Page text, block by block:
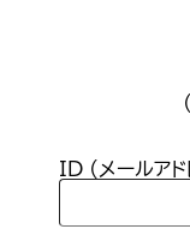
ID (メールアド